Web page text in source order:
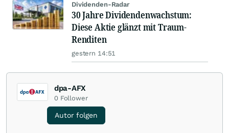
Dividenden-Radar
30 Jahre Dividendenwachstum:
Diese Aktie glänzt mit Traum-
Renditen
gestern 14:51
dpa-AFX
0 Follower
Autor folgen